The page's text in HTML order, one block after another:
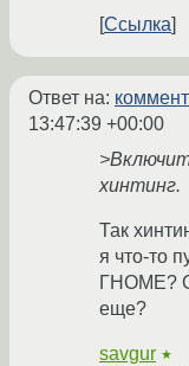
Ссылка
Ответ на:
13:47:39 +00:00
хинтинг.
Так
я что-то
ГНОМЕ?
еще?
savgur ★